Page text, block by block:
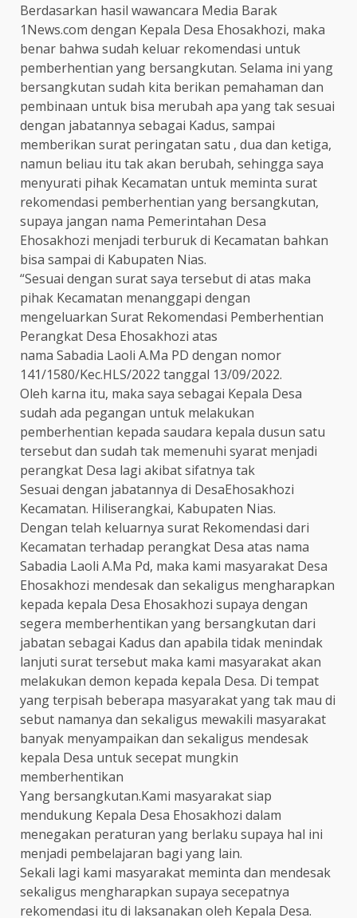
Berdasarkan hasil wawancara Media Barak
1News.com dengan Kepala Desa Ehosakhozi, maka
benar bahwa sudah keluar rekomendasi untuk
pemberhentian yang bersangkutan. Selama ini yang
bersangkutan sudah kita berikan pemahaman dan
pembinaan untuk bisa merubah apa yang tak sesuai
dengan jabatannya sebagai Kadus, sampai
memberikan surat peringatan satu , dua dan ketiga,
namun beliau itu tak akan berubah, sehingga saya
menyurati pihak Kecamatan untuk meminta surat
rekomendasi pemberhentian yang bersangkutan,
supaya jangan nama Pemerintahan Desa
Ehosakhozi menjadi terburuk di Kecamatan bahkan
bisa sampai di Kabupaten Nias.
“Sesuai dengan surat saya tersebut di atas maka
pihak Kecamatan menanggapi dengan
mengeluarkan Surat Rekomendasi Pemberhentian
Perangkat Desa Ehosakhozi atas
nama Sabadia Laoli A.Ma PD dengan nomor
141/1580/Kec.HLS/2022 tanggal 13/09/2022.
Oleh karna itu, maka saya sebagai Kepala Desa
sudah ada pegangan untuk melakukan
pemberhentian kepada saudara kepala dusun satu
tersebut dan sudah tak memenuhi syarat menjadi
perangkat Desa lagi akibat sifatnya tak
Sesuai dengan jabatannya di DesaEhosakhozi
Kecamatan. Hiliserangkai, Kabupaten Nias.
Dengan telah keluarnya surat Rekomendasi dari
Kecamatan terhadap perangkat Desa atas nama
Sabadia Laoli A.Ma Pd, maka kami masyarakat Desa
Ehosakhozi mendesak dan sekaligus mengharapkan
kepada kepala Desa Ehosakhozi supaya dengan
segera memberhentikan yang bersangkutan dari
jabatan sebagai Kadus dan apabila tidak menindak
lanjuti surat tersebut maka kami masyarakat akan
melakukan demon kepada kepala Desa. Di tempat
yang terpisah beberapa masyarakat yang tak mau di
sebut namanya dan sekaligus mewakili masyarakat
banyak menyampaikan dan sekaligus mendesak
kepala Desa untuk secepat mungkin
memberhentikan
Yang bersangkutan.Kami masyarakat siap
mendukung Kepala Desa Ehosakhozi dalam
menegakan peraturan yang berlaku supaya hal ini
menjadi pembelajaran bagi yang lain.
Sekali lagi kami masyarakat meminta dan mendesak
sekaligus mengharapkan supaya secepatnya
rekomendasi itu di laksanakan oleh Kepala Desa.